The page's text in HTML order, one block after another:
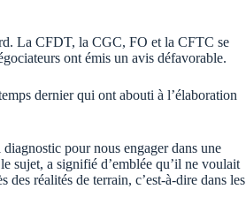
La CFDT, la CGC, FO et la CFTC se
ont émis un avis défavorable.
dernier qui ont abouti à l’élaboration
pour nous engager dans une
sujet, a signifié d’emblée qu’il ne voulait
réalités de terrain, c’est-à-dire dans les